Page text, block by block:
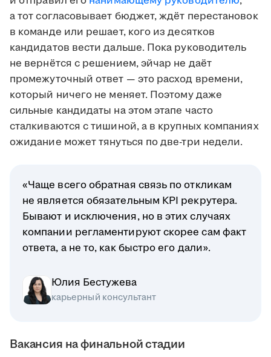
а тот согласовывает бюджет, ждёт перестановок
в команде или решает, кого из десятков
кандидатов вести дальше. Пока руководитель
не вернётся с решением, эйчар не даёт
промежуточный ответ — это расход времени,
который ничего не меняет. Поэтому даже
сильные кандидаты на этом этапе часто
сталкиваются с тишиной, а в крупных компаниях
ожидание может тянуться по две-три недели.
«Чаще всего обратная связь по откликам
не является обязательным KPI рекрутера.
Бывают и исключения, но в этих случаях
компании регламентируют скорее сам факт
ответа, а не то, как быстро его дали».
Юлия Бестужева
карьерный консультант
Вакансия на финальной стадии